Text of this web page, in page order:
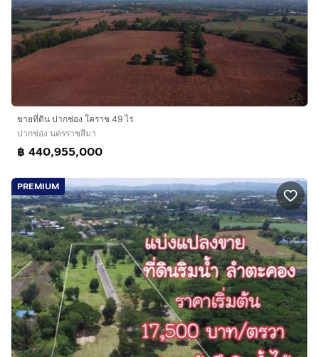
ขายที่ดิน ปากช่อง โคราช 49 ไร่
ปากช่อง นครราชสีมา
฿ 440,955,000
PREMIUM